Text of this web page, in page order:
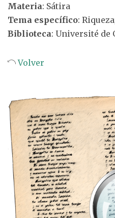
Materia: Sátira
Tema específico:
Biblioteca: Université de
Volver